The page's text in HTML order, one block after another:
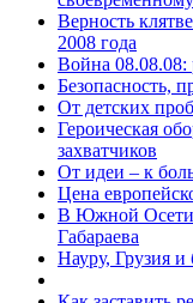
Верность
2008 года
Война 08.08.08:
Безопасность,
От детских
Героическая
захватчиков
От идеи – к
Цена
В Южной
Габараева
Науру, Грузия и